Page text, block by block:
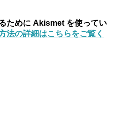
ために Akismet を使ってい
法の詳細はこちらをご覧く